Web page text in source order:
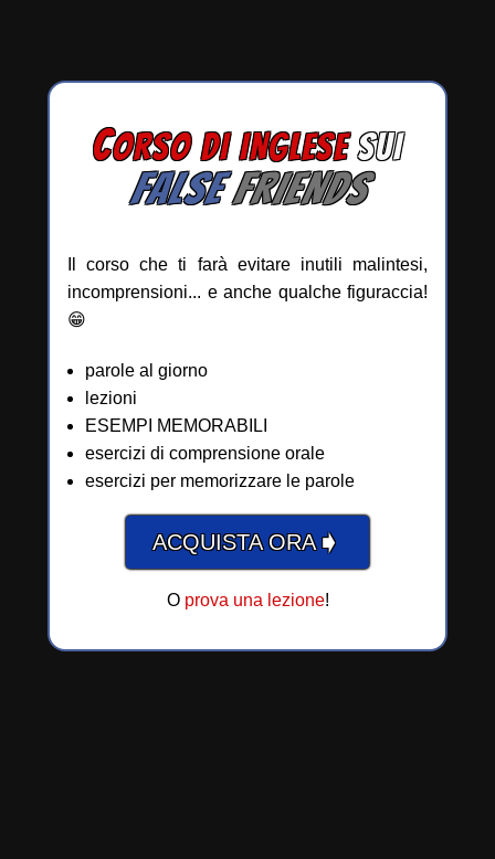
CORSO DI INGLESESUI
FALSEFRIENDS
Il corso che ti farà evitare inutili malintesi,
incomprensioni... e anche qualche figuraccia!
😁
parole al giorno
lezioni
ESEMPI MEMORABILI
esercizi di comprensione orale
esercizi per memorizzare le parole
ACQUISTA ORA➧
O prova una lezione!